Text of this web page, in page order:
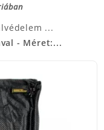
- Méret:...